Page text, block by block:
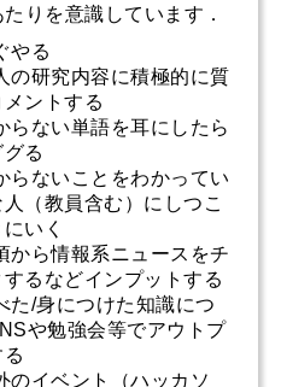
りを意識しています．
やる
の研究内容に積極的に質
メントする
らない単語を耳にしたら
る
らないことをわかってい
（教員含む）にしつこ
いく
から情報系ニュースをチ
するなどインプットする
た/身につけた知識につ
や勉強会等でアウトプ
のイベント（ハッカソ